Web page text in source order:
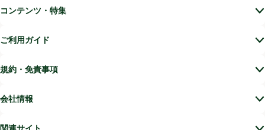
コンテンツ・特集
ご利用ガイド
規約・免責事項
会社情報